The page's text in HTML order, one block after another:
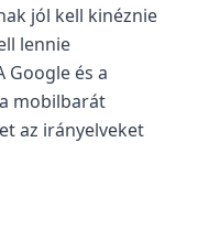
jól kell kinéznie
lennie
Google és a
mobilbarát
az irányelveket